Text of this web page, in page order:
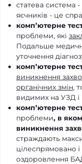
статева система
яєчників - це
комп’ютерне
проблеми, які
Подальше
уточнення
комп’ютерне
виникнення
органічних змін,
видимих ​​на УЗД
комп’ютерне
проблеми, в
виникнення
страждають
цілеспрямовано
оздоровлення